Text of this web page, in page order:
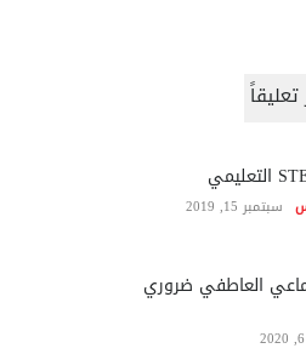
تعليقاً
سبتمبر 15, 2019
العاطفي ضروري